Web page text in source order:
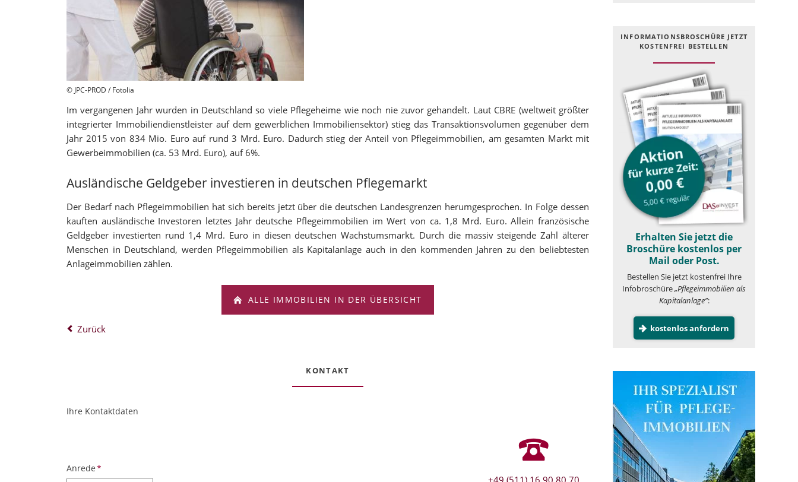
© JPC-PROD / Fotolia
Im vergangenen Jahr wurden in Deutschland so viele Pflegeheime wie noch nie zuvor gehandelt. Laut CBRE (weltweit größter
integrierter Immobiliendienstleister auf dem gewerblichen Immobiliensektor) stieg das Transaktionsvolumen gegenüber dem
Jahr 2015 von 834 Mio. Euro auf rund 3 Mrd. Euro. Dadurch stieg der Anteil von Pflegeimmobilien, am gesamten Markt mit
Gewerbeimmobilien (ca. 53 Mrd. Euro), auf 6%.
Ausländische Geldgeber investieren in deutschen Pflegemarkt
Der Bedarf nach Pflegeimmobilien hat sich bereits jetzt über die deutschen Landesgrenzen herumgesprochen. In Folge dessen
kauften ausländische Investoren letztes Jahr deutsche Pflegeimmobilien im Wert von ca. 1,8 Mrd. Euro. Allein französische
Geldgeber investierten rund 1,4 Mrd. Euro in diesen deutschen Wachstumsmarkt. Durch die massiv steigende Zahl älterer
Menschen in Deutschland, werden Pflegeimmobilien als Kapitalanlage auch in den kommenden Jahren zu den beliebtesten
Anlageimmobilien zählen.
ALLE IMMOBILIEN IN DER ÜBERSICHT
Zurück
KONTAKT
ObjektPlatzhalter
URL
Ihre Kontaktdaten
Pflichtfeld
Anrede*
+49 (511) 16 90 80 70
INFOR­MATIONS­BROSCHÜRE JETZT
KOSTEN­FREI BESTELLEN
Erhalten Sie jetzt die
Broschüre kostenlos per
Mail oder Post.
Bestellen Sie jetzt kostenfrei Ihre
Infobroschüre„Pflegeimmobilien als
Kapitalanlage”:
kostenlos anfordern